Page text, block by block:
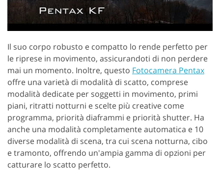
Il suo corpo robusto e compatto lo rende perfetto per
le riprese in movimento, assicurandoti di non perdere
mai un momento. Inoltre, questo Fotocamera Pentax
offre una varietà di modalità di scatto, comprese
modalità dedicate per soggetti in movimento, primi
piani, ritratti notturni e scelte più creative come
programma, priorità diaframmi e priorità shutter. Ha
anche una modalità completamente automatica e 10
diverse modalità di scena, tra cui scena notturna, cibo
e tramonto, offrendo un'ampia gamma di opzioni per
catturare lo scatto perfetto.